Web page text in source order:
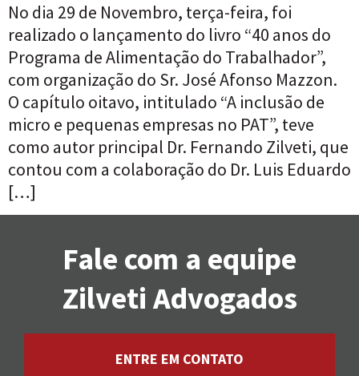
No dia 29 de Novembro, terça-feira, foi
realizado o lançamento do livro “40 anos do
Programa de Alimentação do Trabalhador”,
com organização do Sr. José Afonso Mazzon.
O capítulo oitavo, intitulado “A inclusão de
micro e pequenas empresas no PAT”, teve
como autor principal Dr. Fernando Zilveti, que
contou com a colaboração do Dr. Luis Eduardo
[…]
Fale com a equipe
Zilveti Advogados
ENTRE EM CONTATO